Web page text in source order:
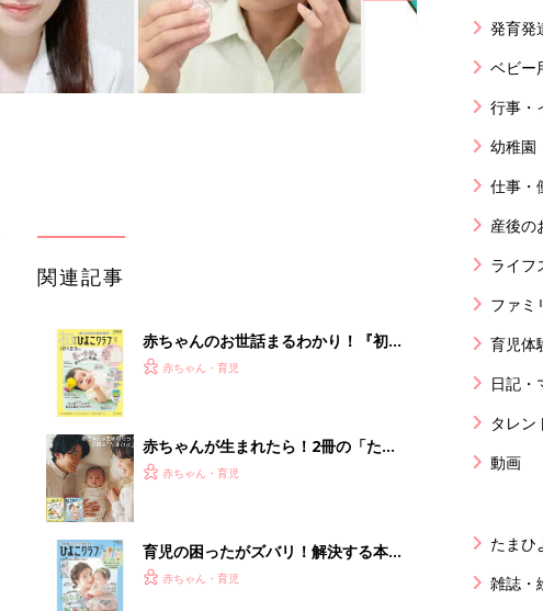
関連記事
赤ちゃんのお世話まるわかり！『初め
てのひよこクラブ 夏号』〈巻頭大特
赤ちゃん・育児
赤ちゃんが生まれたら！2冊の「たま
ひよ」
赤ちゃん・育児
育児の困ったがズバリ！解決する本
『ひよこクラブ 秋号』 4カ月～2才
赤ちゃん・育児
発育発
ベビー
行事・
幼稚園
仕事・
産後の
ライフ
ファミ
育児体
日記・
タレン
動画
たまひ
雑誌・